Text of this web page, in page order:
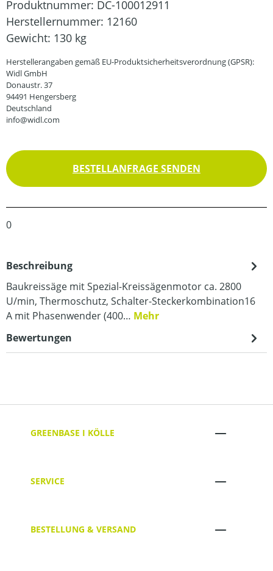
Produktnummer: DC-100012911
Herstellernummer: 12160
Gewicht: 130 kg
Herstellerangaben gemäß EU-Produktsicherheitsverordnung (GPSR):
Widl GmbH
Donaustr. 37
94491 Hengersberg
Deutschland
info@widl.com
BESTELLANFRAGE SENDEN
0
Beschreibung
Baukreissäge mit Spezial-Kreissägenmotor ca. 2800
U/min, Thermoschutz, Schalter-Steckerkombination16
A mit Phasenwender (400… Mehr
Bewertungen
GREENBASE I KÖLLE
SERVICE
BESTELLUNG & VERSAND